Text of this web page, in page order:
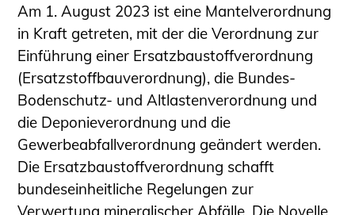
Staatlich anerkannte Sachverständige
Öffentlich bestellte und vereidigte
Sachverständige
Prüfsachverständige
Qualifizierte Tragwerksplaner/-innen
Bauvorlageberechtigte
Sachkundige für Zustands- und
Funktionsprüfung privater
Abwasserleitungen
Am 1. August 2023 ist eine Mantelverordnung
in Kraft getreten, mit der die Verordnung zur
Einführung einer Ersatzbaustoffverordnung
(Ersatzstoffbauverordnung), die Bundes-
Bodenschutz- und Altlastenverordnung und
die Deponieverordnung und die
Gewerbeabfallverordnung geändert werden.
Die Ersatzbaustoffverordnung schafft
bundeseinheitliche Regelungen zur
Verwertung mineralischer Abfälle. Die Novelle